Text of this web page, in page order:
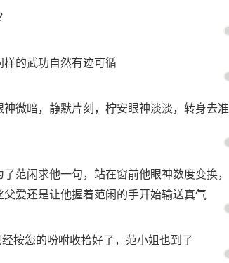
的武功自然有迹可循
微暗，静默片刻，柠安眼神淡淡，转身去准
范闲求他一句，站在窗前他眼神数度变换，
爱还是让他握着范闲的手开始输送真气
按您的吩咐收拾好了，范小姐也到了